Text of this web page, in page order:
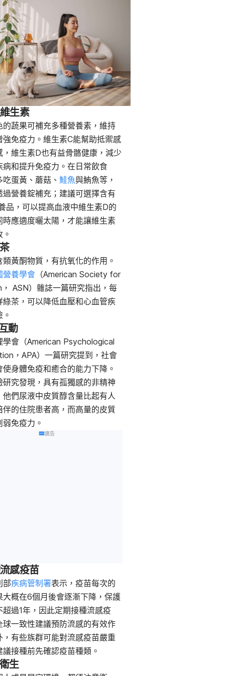
生素
的蔬果可補充多種營養素，維持
強免疫力。維生素C能幫助抵禦感
，維生素D也有益骨骼健康，減少
病和提升免疫力。在日常飲食
蛋黃、蘑菇、 鮭魚與鮪魚等，
過營養錠補充；建議可選擇含有
品，可以提高血液中維生素D的
時應適度曬太陽，才能讓維生素
黃酮物質，有抗氧化的作用。
營養學會（American Society for
ASN）雜誌一篇研究指出，每
綠茶，可以降低血壓和心血管疾
動
學會（American Psychological
，APA）一篇研究提到，社會
身體免疫和癒合的能力下降。
研究發現，具有孤獨感的非精神
他們尿液中皮質醇含量比起有人
伴的住院患者高，而高量的皮質
免疫力。
廣告
感疫苗
部疾病管制署表示，疫苗每次的
大概在6個月後會逐漸下降，保護
超過1年，因此定期接種流感疫
球一致性建議預防流感的有效作
，有些族群可能對流感疫苗嚴重
接種前先確認疫苗種類。
生